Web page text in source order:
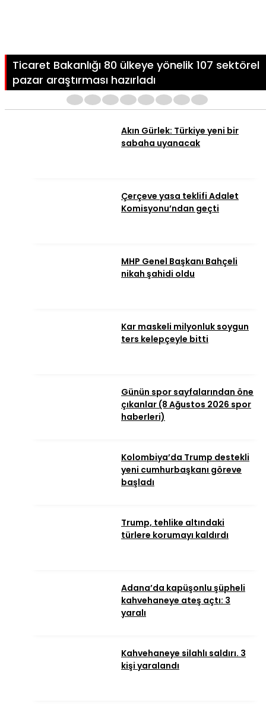
Ticaret Bakanlığı 80 ülkeye yönelik 107 sektörel
pazar araştırması hazırladı
Akın Gürlek: Türkiye yeni bir
sabaha uyanacak
Çerçeve yasa teklifi Adalet
Komisyonu’ndan geçti
MHP Genel Başkanı Bahçeli
nikah şahidi oldu
Kar maskeli milyonluk soygun
ters kelepçeyle bitti
Günün spor sayfalarından öne
çıkanlar (8 Ağustos 2026 spor
haberleri)
Kolombiya’da Trump destekli
yeni cumhurbaşkanı göreve
başladı
Trump, tehlike altındaki
türlere korumayı kaldırdı
Adana’da kapüşonlu şüpheli
kahvehaneye ateş açtı: 3
yaralı
Kahvehaneye silahlı saldırı. 3
kişi yaralandı